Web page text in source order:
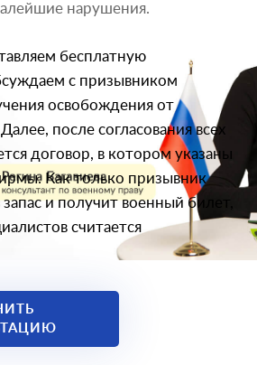
нарушения.
бесплатную
с призывником
освобождения от
после согласования всех
договор, в котором указаны
Как только призывник
и получит военный билет,
считается